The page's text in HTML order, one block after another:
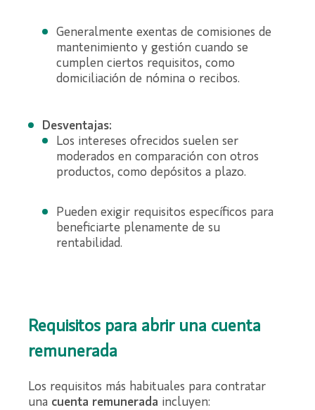
Generalmente exentas de comisiones de
mantenimiento y gestión cuando se
cumplen ciertos requisitos, como
domiciliación de nómina o recibos.
Desventajas:
Los intereses ofrecidos suelen ser
moderados en comparación con otros
productos, como depósitos a plazo.
Pueden exigir requisitos específicos para
beneficiarte plenamente de su
rentabilidad.
Requisitos para abrir una cuenta
remunerada
Los requisitos más habituales para contratar
una cuenta remunerada incluyen: